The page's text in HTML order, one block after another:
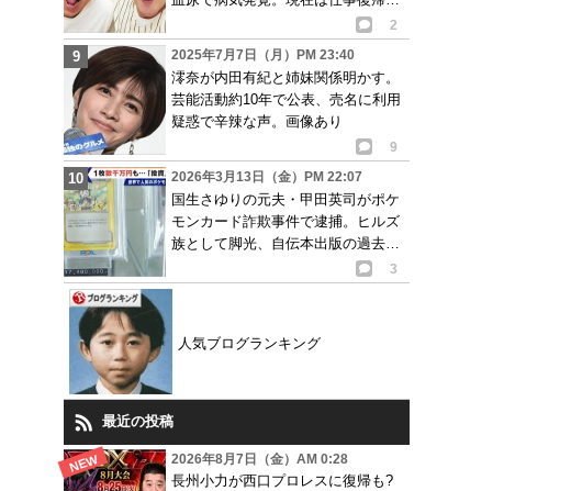
2
2025年7月7日（月）PM 23:40
澪奈が内田有紀と姉妹関係明かす。
芸能活動約10年で公表、売名に利用
疑惑で辛辣な声。画像あり
9
2026年3月13日（金）PM 22:07
国生さゆりの元夫・甲田英司がポケ
モンカード詐欺事件で逮捕。ヒルズ
族として脚光、自伝本出版の過去
3
人気ブログランキング
最近の投稿
2026年8月7日（金）AM 0:28
長州小力が西口プロレスに復帰も?